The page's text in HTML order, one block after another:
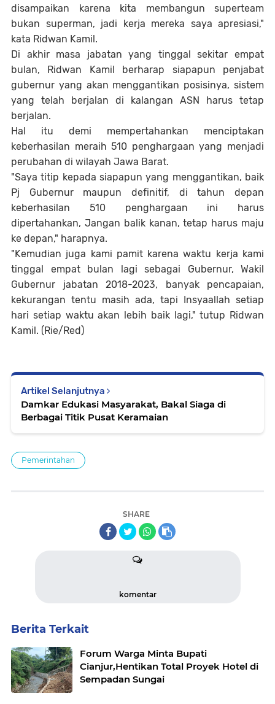
disampaikan karena kita membangun superteam
bukan superman, jadi kerja mereka saya apresiasi,"
kata Ridwan Kamil.
Di akhir masa jabatan yang tinggal sekitar empat
bulan, Ridwan Kamil berharap siapapun penjabat
gubernur yang akan menggantikan posisinya, sistem
yang telah berjalan di kalangan ASN harus tetap
berjalan.
Hal itu demi mempertahankan menciptakan
keberhasilan meraih 510 penghargaan yang menjadi
perubahan di wilayah Jawa Barat.
"Saya titip kepada siapapun yang menggantikan, baik
Pj Gubernur maupun definitif, di tahun depan
keberhasilan 510 penghargaan ini harus
dipertahankan, Jangan balik kanan, tetap harus maju
ke depan," harapnya.
"Kemudian juga kami pamit karena waktu kerja kami
tinggal empat bulan lagi sebagai Gubernur, Wakil
Gubernur jabatan 2018-2023, banyak pencapaian,
kekurangan tentu masih ada, tapi Insyaallah setiap
hari setiap waktu akan lebih baik lagi," tutup Ridwan
Kamil. (Rie/Red)
Artikel Selanjutnya
Damkar Edukasi Masyarakat, Bakal Siaga di
Berbagai Titik Pusat Keramaian
Pemerintahan
SHARE
komentar
Berita Terkait
Forum Warga Minta Bupati
Cianjur,Hentikan Total Proyek Hotel di
Sempadan Sungai